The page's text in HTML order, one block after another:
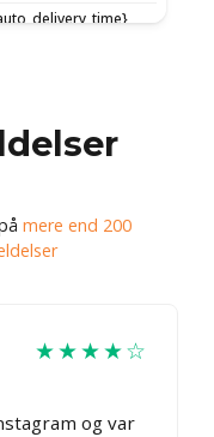
mere end 200
★★★★☆
og var